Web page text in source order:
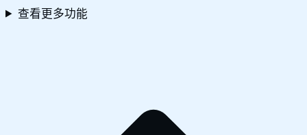
查看更多功能